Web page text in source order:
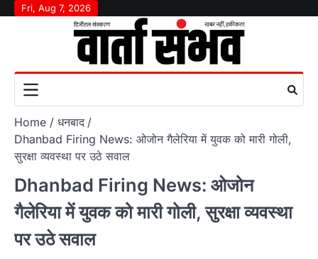
SkipFri, Aug 7, 2026
Home
धनबाद
Dhanbad Firing News: ओजोन गैलेरिया में युवक को मारी गोली,
सुरक्षा व्यवस्था पर उठे सवाल
Dhanbad Firing News: ओजोन
गैलेरिया में युवक को मारी गोली, सुरक्षा व्यवस्था
पर उठे सवाल